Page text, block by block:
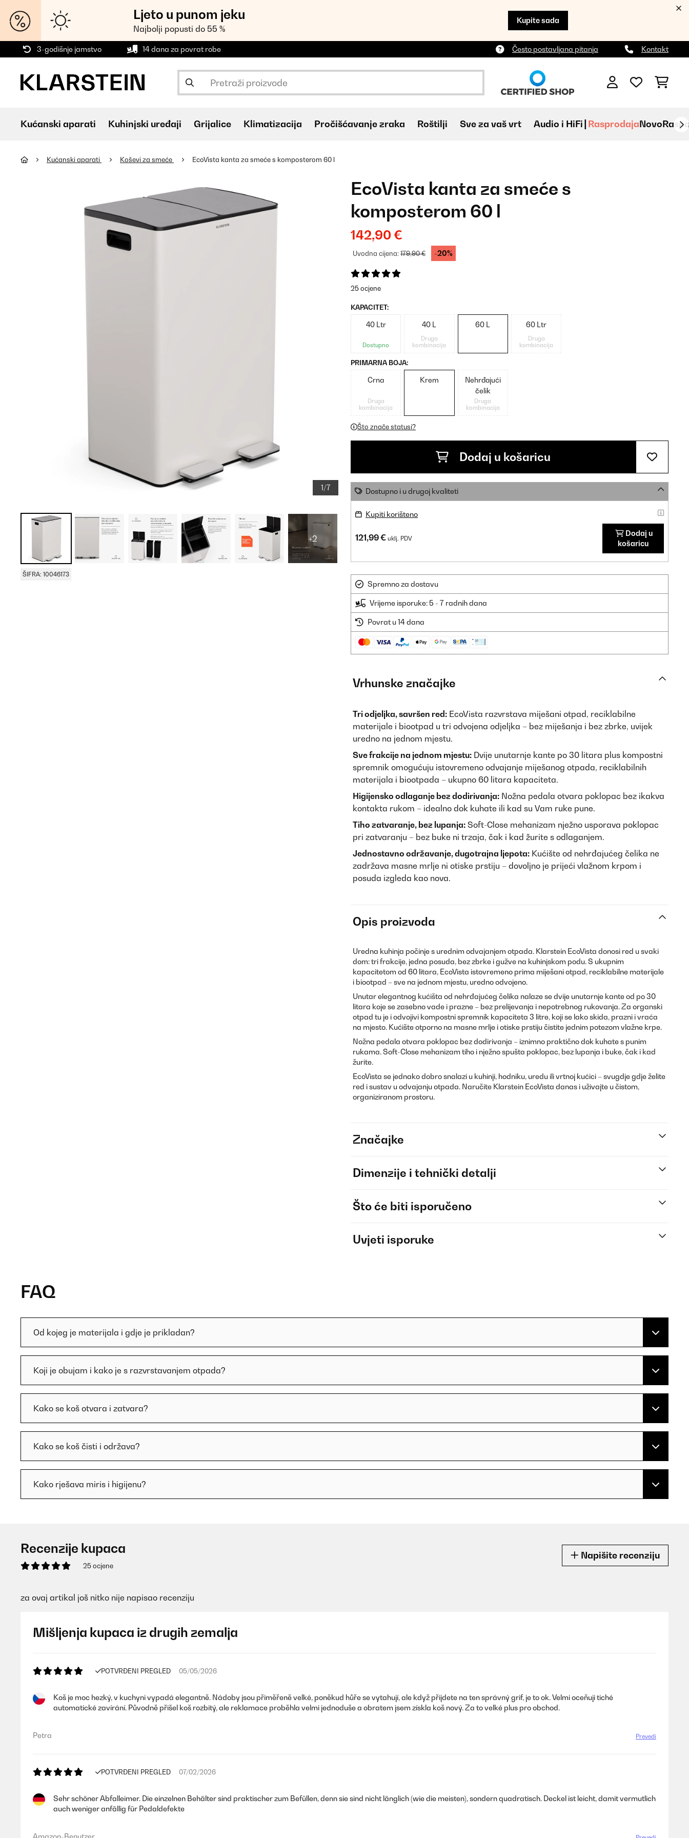
Ljeto u punom jeku
Najbolji popusti do 55 %
Kupite sada
3-godišnje jamstvo 14 dana za povrat robe Često postavljana pitanja Kontakt
Kućanski aparati Kuhinjski uređaji Grijalice Klimatizacija Pročišćavanje zraka Roštilji Sve za vaš vrt Audio i HiFi RasprodajaNovo
Kućanski aparati Koševi za smeće EcoVista kanta za smeće s komposterom 60 l
1/7
+2
ŠIFRA: 10046173
EcoVista kanta za smeće s
komposterom 60 l
142,90 €
Uvodna cijena:179,90 € -20%
25 ocjene
KAPACITET:
40 Ltr
Dostupno
40 L
Druga
kombinacija
60 L 60 Ltr
Druga
kombinacija
PRIMARNA BOJA:
Crna
Druga
kombinacija
Krem
Nehrđajući
čelik
Druga
kombinacija
Što znače statusi?
Dodaj u košaricu
Dostupno i u drugoj kvaliteti
Kupiti korišteno
121,99 € uklj. PDV
Dodaj u
košaricu
Spremno za dostavu
Vrijeme isporuke: 5 - 7 radnih dana
Povrat u 14 dana
Vrhunske značajke
Tri odjeljka, savršen red: EcoVista razvrstava miješani otpad, reciklabilne
materijale i biootpad u tri odvojena odjeljka – bez miješanja i bez zbrke, uvijek
uredno na jednom mjestu.
Sve frakcije na jednom mjestu: Dvije unutarnje kante po 30 litara plus kompostni
spremnik omogućuju istovremeno odvajanje miješanog otpada, reciklabilnih
materijala i biootpada – ukupno 60 litara kapaciteta.
Higijensko odlaganje bez dodirivanja: Nožna pedala otvara poklopac bez ikakva
kontakta rukom – idealno dok kuhate ili kad su Vam ruke pune.
Tiho zatvaranje, bez lupanja: Soft-Close mehanizam nježno usporava poklopac
pri zatvaranju – bez buke ni trzaja, čak i kad žurite s odlaganjem.
Jednostavno održavanje, dugotrajna ljepota: Kućište od nehrđajućeg čelika ne
zadržava masne mrlje ni otiske prstiju – dovoljno je prijeći vlažnom krpom i
posuda izgleda kao nova.
Opis proizvoda
Uredna kuhinja počinje s urednim odvajanjem otpada. Klarstein EcoVista donosi red u svaki
dom: tri frakcije, jedna posuda, bez zbrke i gužve na kuhinjskom podu. S ukupnim
kapacitetom od 60 litara, EcoVista istovremeno prima miješani otpad, reciklabilne materijale
i biootpad – sve na jednom mjestu, uredno odvojeno.
Unutar elegantnog kućišta od nehrđajućeg čelika nalaze se dvije unutarnje kante od po 30
litara koje se zasebno vade i prazne – bez prelijevanja i nepotrebnog rukovanja. Za organski
otpad tu je i odvojivi kompostni spremnik kapaciteta 3 litre, koji se lako skida, prazni i vraća
na mjesto. Kućište otporno na masne mrlje i otiske prstiju čistite jednim potezom vlažne krpe.
Nožna pedala otvara poklopac bez dodirivanja – iznimno praktično dok kuhate s punim
rukama. Soft-Close mehanizam tiho i nježno spušta poklopac, bez lupanja i buke, čak i kad
žurite.
EcoVista se jednako dobro snalazi u kuhinji, hodniku, uredu ili vrtnoj kućici – svugdje gdje želite
red i sustav u odvajanju otpada. Naručite Klarstein EcoVista danas i uživajte u čistom,
organiziranom prostoru.
Značajke
Dimenzije i tehnički detalji
Što će biti isporučeno
Uvjeti isporuke
FAQ
Od kojeg je materijala i gdje je prikladan?
Koji je obujam i kako je s razvrstavanjem otpada?
Kako se koš otvara i zatvara?
Kako se koš čisti i održava?
Kako rješava miris i higijenu?
Recenzije kupaca
25 ocjene
Napišite recenziju
za ovaj artikal još nitko nije napisao recenziju
Mišljenja kupaca iz drugih zemalja
POTVRĐENI PREGLED 05/05/2026
Koš je moc hezký, v kuchyni vypadá elegantně. Nádoby jsou přiměřeně velké, poněkud hůře se vytahují, ale když přijdete na ten správný grif, je to ok. Velmi oceňuji tiché
automatické zavírání. Původně přišel koš rozbitý, ale reklamace proběhla velmi jednoduše a obratem jsem získla koš nový. Za to velké plus pro obchod.
Petra Prevedi
POTVRĐENI PREGLED 07/02/2026
Sehr schöner Abfalleimer. Die einzelnen Behälter sind praktischer zum Befüllen, denn sie sind nicht länglich (wie die meisten), sondern quadratisch. Deckel ist leicht, damit vermutlich
auch weniger anfällig für Pedaldefekte
Amazon-Benutzer